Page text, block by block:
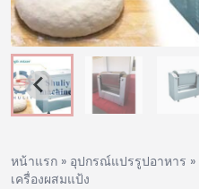
หน้าแรก » อุปกรณ์แปรรูปอาหาร »
เครื่องผสมแป้ง